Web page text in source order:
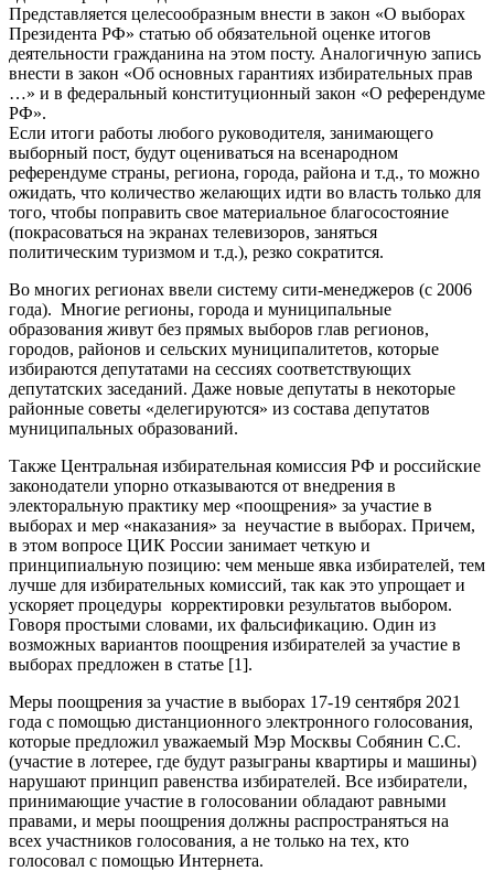
Представляется целесообразным внести в закон «О выборах
Президента РФ» статью об обязательной оценке итогов
деятельности гражданина на этом посту. Аналогичную запись
внести в закон «Об основных гарантиях избирательных прав
…» и в федеральный конституционный закон «О референдуме
РФ».
Если итоги работы любого руководителя, занимающего
выборный пост, будут оцениваться на всенародном
референдуме страны, региона, города, района и т.д., то можно
ожидать, что количество желающих идти во власть только для
того, чтобы поправить свое материальное благосостояние
(покрасоваться на экранах телевизоров, заняться
политическим туризмом и т.д.), резко сократится.
Во многих регионах ввели систему сити-менеджеров (с 2006
года). Многие регионы, города и муниципальные
образования живут без прямых выборов глав регионов,
городов, районов и сельских муниципалитетов, которые
избираются депутатами на сессиях соответствующих
депутатских заседаний. Даже новые депутаты в некоторые
районные советы «делегируются» из состава депутатов
муниципальных образований.
Также Центральная избирательная комиссия РФ и российские
законодатели упорно отказываются от внедрения в
электоральную практику мер «поощрения» за участие в
выборах и мер «наказания» за неучастие в выборах. Причем,
в этом вопросе ЦИК России занимает четкую и
принципиальную позицию: чем меньше явка избирателей, тем
лучше для избирательных комиссий, так как это упрощает и
ускоряет процедуры корректировки результатов выбором.
Говоря простыми словами, их фальсификацию. Один из
возможных вариантов поощрения избирателей за участие в
выборах предложен в статье [1].
Меры поощрения за участие в выборах 17-19 сентября 2021
года с помощью дистанционного электронного голосования,
которые предложил уважаемый Мэр Москвы Собянин С.С.
(участие в лотерее, где будут разыграны квартиры и машины)
нарушают принцип равенства избирателей. Все избиратели,
принимающие участие в голосовании обладают равными
правами, и меры поощрения должны распространяться на
всех участников голосования, а не только на тех, кто
голосовал с помощью Интернета.